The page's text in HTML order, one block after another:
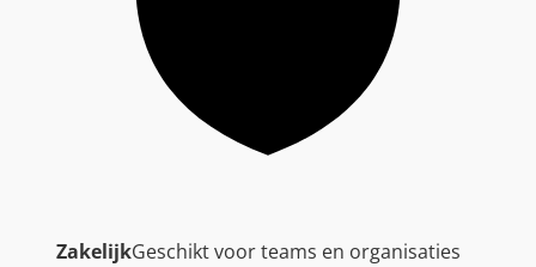
ZakelijkGeschikt voor teams en organisaties